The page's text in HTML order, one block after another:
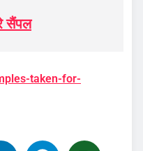
सैंपल
taken-for-